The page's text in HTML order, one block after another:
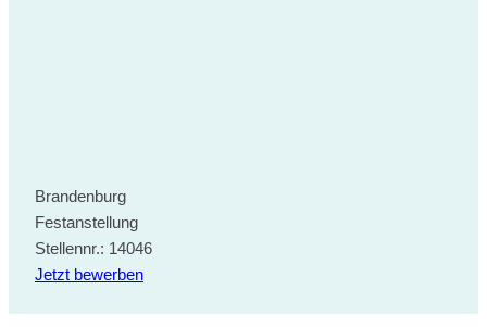
Brandenburg
Festanstellung
Stellennr.: 14046
Jetzt bewerben